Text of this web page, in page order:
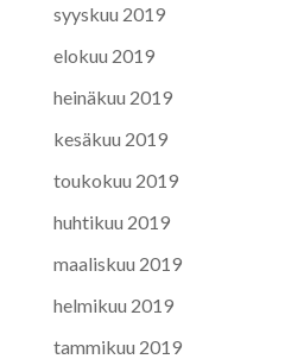
syyskuu 2019
elokuu 2019
heinäkuu 2019
kesäkuu 2019
toukokuu 2019
huhtikuu 2019
maaliskuu 2019
helmikuu 2019
tammikuu 2019